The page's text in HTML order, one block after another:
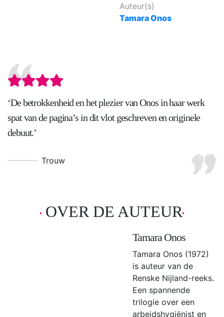
Auteur(s)
Tamara Onos
‘De betrokkenheid en het plezier van Onos in haar werk
spat van de pagina’s in dit vlot geschreven en originele
debuut.’
Trouw
OVER DE AUTEUR
Tamara Onos
Tamara Onos (1972)
is auteur van de
Renske Nijland-reeks.
Een spannende
trilogie over een
arbeidshygiënist en